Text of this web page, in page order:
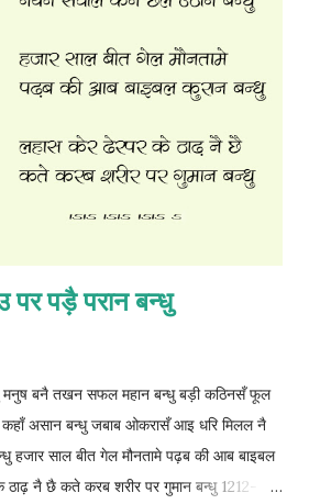
पर पड़ै परान बन्धु
मनुष बनै तखन सफल महान बन्धु बड़ी कठिनसँ फूल
असान बन्धु जबाब ओकरासँ आइ धरि मिलल नै
हजार साल बीत गेल मौनतामे पढ़ब की आब बाइबल
नै छै कते करब शरीर पर गुमान बन्धु 1212-